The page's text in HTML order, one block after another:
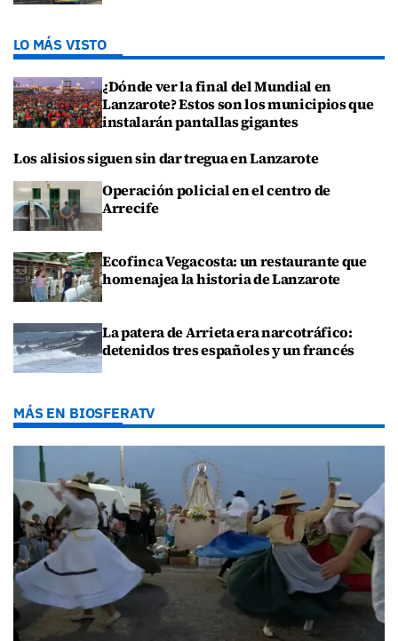
LO MÁS VISTO
¿Dónde ver la final del Mundial en
Lanzarote? Estos son los municipios que
instalarán pantallas gigantes
Los alisios siguen sin dar tregua en Lanzarote
Operación policial en el centro de
Arrecife
Ecofinca Vegacosta: un restaurante que
homenajea la historia de Lanzarote
La patera de Arrieta era narcotráfico:
detenidos tres españoles y un francés
MÁS EN BIOSFERATV